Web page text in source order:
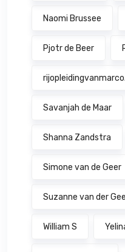
Naomi Brussee
Pjotr de Beer
Savanjah de Maar
Shanna Zandstra
Simone van de Geer
Suzanne van der
William S